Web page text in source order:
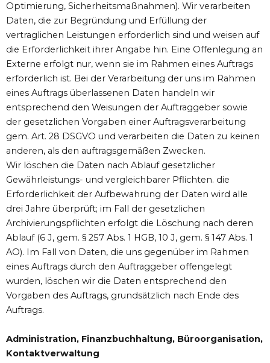
Optimierung, Sicherheitsmaßnahmen). Wir verarbeiten
Daten, die zur Begründung und Erfüllung der
vertraglichen Leistungen erforderlich sind und weisen auf
die Erforderlichkeit ihrer Angabe hin. Eine Offenlegung an
Externe erfolgt nur, wenn sie im Rahmen eines Auftrags
erforderlich ist. Bei der Verarbeitung der uns im Rahmen
eines Auftrags überlassenen Daten handeln wir
entsprechend den Weisungen der Auftraggeber sowie
der gesetzlichen Vorgaben einer Auftragsverarbeitung
gem. Art. 28 DSGVO und verarbeiten die Daten zu keinen
anderen, als den auftragsgemäßen Zwecken.
Wir löschen die Daten nach Ablauf gesetzlicher
Gewährleistungs- und vergleichbarer Pflichten. die
Erforderlichkeit der Aufbewahrung der Daten wird alle
drei Jahre überprüft; im Fall der gesetzlichen
Archivierungspflichten erfolgt die Löschung nach deren
Ablauf (6 J, gem. § 257 Abs. 1 HGB, 10 J, gem. § 147 Abs. 1
AO). Im Fall von Daten, die uns gegenüber im Rahmen
eines Auftrags durch den Auftraggeber offengelegt
wurden, löschen wir die Daten entsprechend den
Vorgaben des Auftrags, grundsätzlich nach Ende des
Auftrags.
Administration, Finanzbuchhaltung, Büroorganisation,
Kontaktverwaltung